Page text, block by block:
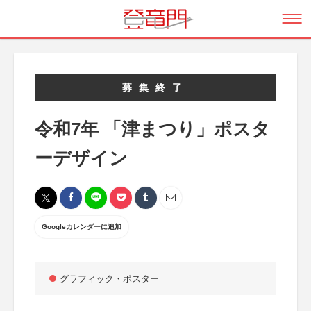
募集終了
令和7年 「津まつり」ポスタ
ーデザイン
Googleカレンダーに追加
グラフィック・ポスター